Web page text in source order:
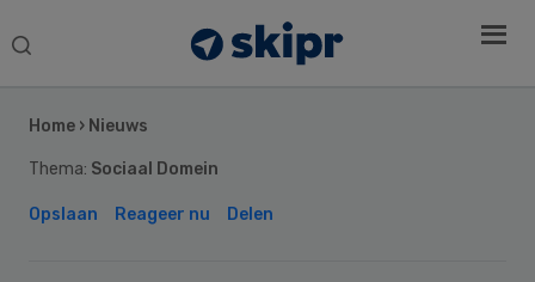
Search
Home › Nieuws
Thema: Sociaal Domein
Opslaan Reageer nu Delen
Sidebar